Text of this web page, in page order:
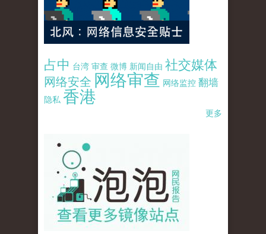
占中 台湾 审查 微博 新闻自由 社交媒体
网络安全 网络审查 网络监控 翻墙
隐私 香港
更多
pao-pao-banner-mirror-site-120814.jpg